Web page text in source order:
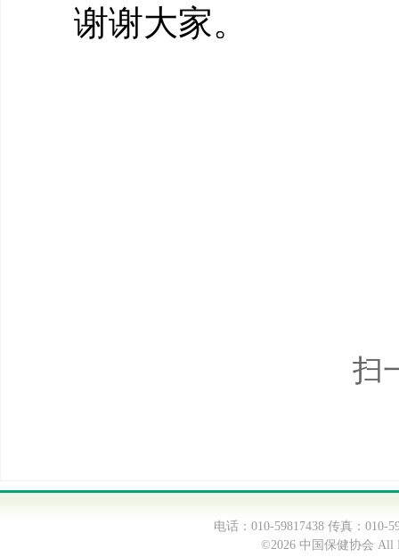
谢谢大家。
扫
电话：010-59817438 传真：
©2026 中国保健协会 All